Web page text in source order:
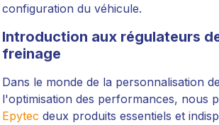
configuration du véhicule.
Introduction aux régulateurs
freinage
Dans le monde de la personnalisation
l'optimisation des performances, nous
Epytec deux produits essentiels et